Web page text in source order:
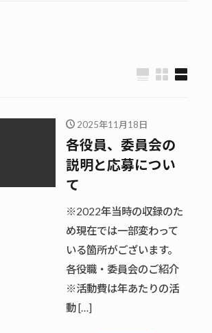
2025年11月18日
各役員、委員会の
説明と応募につい
て
※2022年当時の収録のた
め現在では一部変わって
いる箇所がございます。
各役職・委員会のご紹介
※活動費は年あたりの活
動 […]